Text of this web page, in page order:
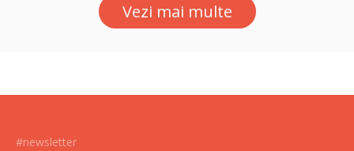
Vezi mai multe
#newsletter